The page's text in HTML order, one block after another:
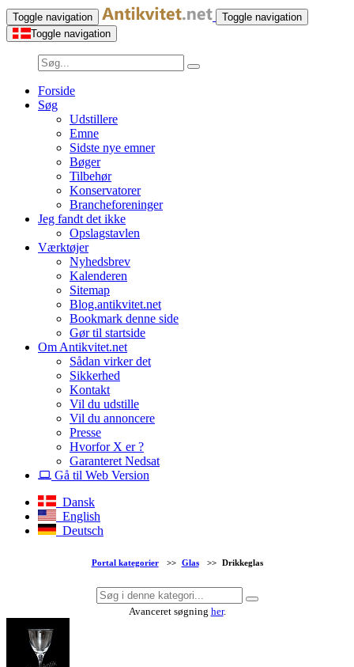
Toggle navigation
Toggle navigation
Toggle navigation
Forside
Søg
Udstillere
Emne
Sidste nye emner
Bøger
Tilbehør
Konservatorer
Brancheforeninger
Jeg fandt det ikke
Opslagstavlen
Værktøjer
Nyhedsbrev
Kalenderen
Sitemap
Blog.antikvitet.net
Bookmark denne side
Gør til startside
Om Antikvitet.net
Sådan virker det
Sikkerhed
Kontakt
Vil du udstille
Vil du annoncere
Presse
Hvorfor X er ?
Garanteret Nedsat
Gå til Web Version
Dansk
English
Deutsch
Portal kategorier >> Glas >> Drikkeglas
Avanceret søgning her.